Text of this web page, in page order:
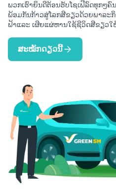
ພວກເຮົາຍິນດີຕ້ອນຮັບໂຊເຟີລົດທຸກໆຄົ
ພ້ອມກັນກ້າວສູ່ໂລກສີຂຽວດ້ວຍພາລະ
ຟ້າແລະ ເຜີຍແຜ່ຫານໃຊ້ຊີວິດສີຂຽວ
ສະໝັກດຽວນີ້